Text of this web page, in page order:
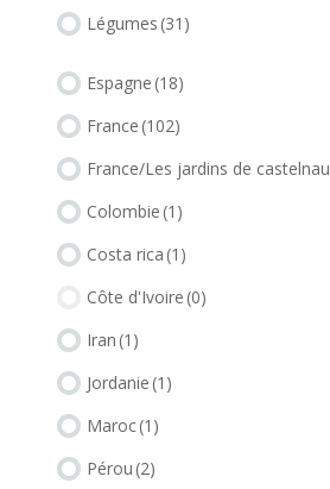
Légumes (31)
Espagne (18)
France (102)
France/Les jardins de castelnau
Colombie (1)
Costa rica (1)
Côte d'Ivoire (0)
Iran (1)
Jordanie (1)
Maroc(1)
Pérou (2)